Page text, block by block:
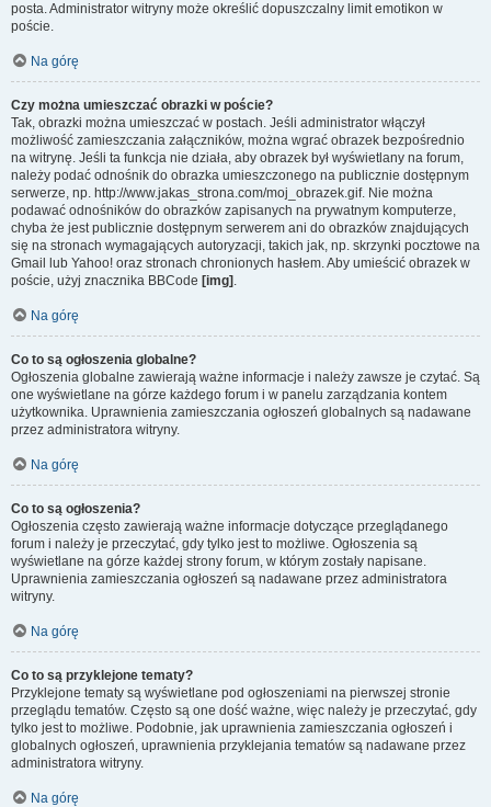
posta. Administrator witryny może określić dopuszczalny limit emotikon w
poście.
Na górę
Czy można umieszczać obrazki w poście?
Tak, obrazki można umieszczać w postach. Jeśli administrator włączył
możliwość zamieszczania załączników, można wgrać obrazek bezpośrednio
na witrynę. Jeśli ta funkcja nie działa, aby obrazek był wyświetlany na forum,
należy podać odnośnik do obrazka umieszczonego na publicznie dostępnym
serwerze, np. http://www.jakas_strona.com/moj_obrazek.gif. Nie można
podawać odnośników do obrazków zapisanych na prywatnym komputerze,
chyba że jest publicznie dostępnym serwerem ani do obrazków znajdujących
się na stronach wymagających autoryzacji, takich jak, np. skrzynki pocztowe na
Gmail lub Yahoo! oraz stronach chronionych hasłem. Aby umieścić obrazek w
poście, użyj znacznika BBCode [img] .
Na górę
Co to są ogłoszenia globalne?
Ogłoszenia globalne zawierają ważne informacje i należy zawsze je czytać. Są
one wyświetlane na górze każdego forum i w panelu zarządzania kontem
użytkownika. Uprawnienia zamieszczania ogłoszeń globalnych są nadawane
przez administratora witryny.
Na górę
Co to są ogłoszenia?
Ogłoszenia często zawierają ważne informacje dotyczące przeglądanego
forum i należy je przeczytać, gdy tylko jest to możliwe. Ogłoszenia są
wyświetlane na górze każdej strony forum, w którym zostały napisane.
Uprawnienia zamieszczania ogłoszeń są nadawane przez administratora
witryny.
Na górę
Co to są przyklejone tematy?
Przyklejone tematy są wyświetlane pod ogłoszeniami na pierwszej stronie
przeglądu tematów. Często są one dość ważne, więc należy je przeczytać, gdy
tylko jest to możliwe. Podobnie, jak uprawnienia zamieszczania ogłoszeń i
globalnych ogłoszeń, uprawnienia przyklejania tematów są nadawane przez
administratora witryny.
Na górę